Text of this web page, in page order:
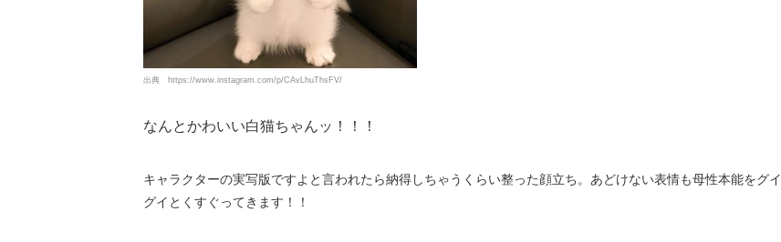
出典 https://www.instagram.com/p/CAvLhuThsFV/
なんとかわいい白猫ちゃんッ！！！
キャラクターの実写版ですよと言われたら納得しちゃうくらい整った顔立ち。あどけない表情も母性本能をグイ
グイとくすぐってきます！！